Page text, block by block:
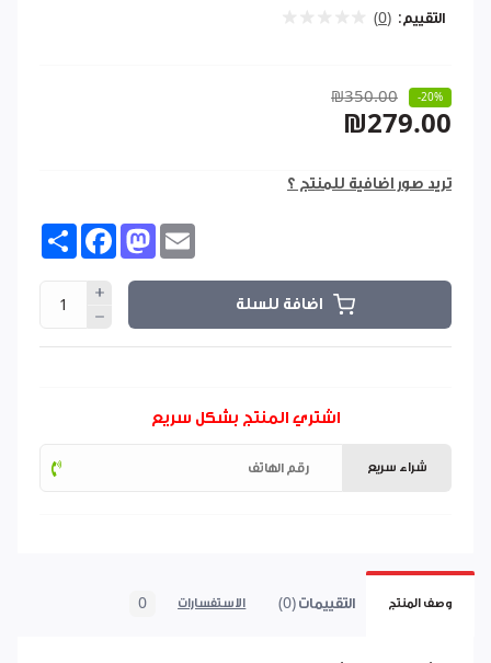
التقييم: (0)
₪350.00 -20%
₪279.00
تريد صور اضافية للمنتج ؟
Share FacebookMastodon
اضافة للسلة
اشتري المنتج بشكل سريع
شراء سريع
وصف المنتج التقييمات (0) الاستفسارات 0